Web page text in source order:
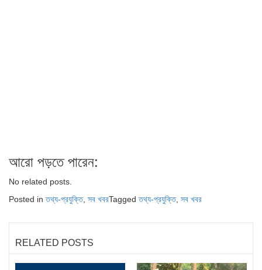
আরো পড়তে পারেন:
No related posts.
Posted inতথ্য-প্রযুক্তি, সব খবরTaggedতথ্য-প্রযুক্তি, সব খবর
RELATED POSTS